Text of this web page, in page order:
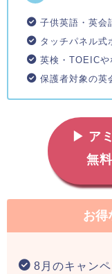
子供英語・英会
タッチパネル式
英検・TOEICや
保護者対象の英
▶ ア
無
お得
8月のキャン